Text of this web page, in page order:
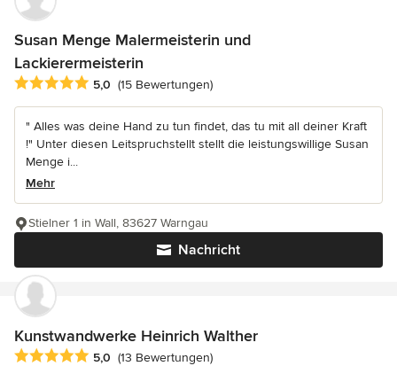
Susan Menge Malermeisterin und
Lackierermeisterin
Durchschnittliche Bewertung: 5 von 5 Sternen
5,0 (15 Bewertungen)
" Alles was deine Hand zu tun findet, das tu mit all deiner Kraft
!" Unter diesen Leitspruchstellt stellt die leistungswillige Susan
Menge i...
Mehr
Nachricht
Stielner 1 in Wall, 83627 Warngau
Kunstwandwerke Heinrich Walther
Durchschnittliche Bewertung: 5 von 5 Sternen
5,0 (13 Bewertungen)